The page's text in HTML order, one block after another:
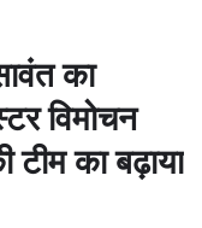
का
विमोचन
का बढ़ाया